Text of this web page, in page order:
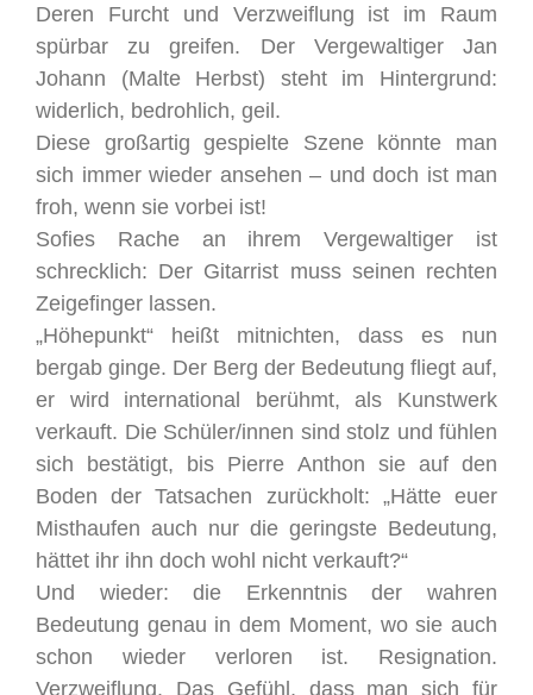
Deren Furcht und Verzweiflung ist im Raum
spürbar zu greifen. Der Vergewaltiger Jan
Johann (Malte Herbst) steht im Hintergrund:
widerlich, bedrohlich, geil.
Diese großartig gespielte Szene könnte man
sich immer wieder ansehen – und doch ist man
froh, wenn sie vorbei ist!
Sofies Rache an ihrem Vergewaltiger ist
schrecklich: Der Gitarrist muss seinen rechten
Zeigefinger lassen.
„Höhepunkt“ heißt mitnichten, dass es nun
bergab ginge. Der Berg der Bedeutung fliegt auf,
er wird international berühmt, als Kunstwerk
verkauft. Die Schüler/innen sind stolz und fühlen
sich bestätigt, bis Pierre Anthon sie auf den
Boden der Tatsachen zurückholt: „Hätte euer
Misthaufen auch nur die geringste Bedeutung,
hättet ihr ihn doch wohl nicht verkauft?“
Und wieder: die Erkenntnis der wahren
Bedeutung genau in dem Moment, wo sie auch
schon wieder verloren ist. Resignation.
Verzweiflung. Das Gefühl, dass man sich für